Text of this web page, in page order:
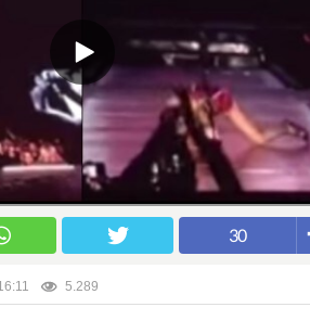
30
5.289